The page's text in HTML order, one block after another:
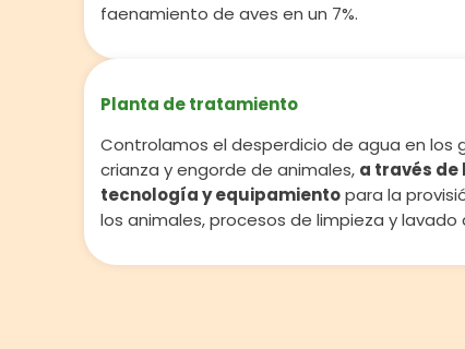
faenamiento de aves en un 7%.
Planta de tratamiento
Controlamos el desperdicio de agua en los
crianza y engorde de animales, a través de
tecnología y equipamientopara la
los animales, procesos de limpieza y lavado